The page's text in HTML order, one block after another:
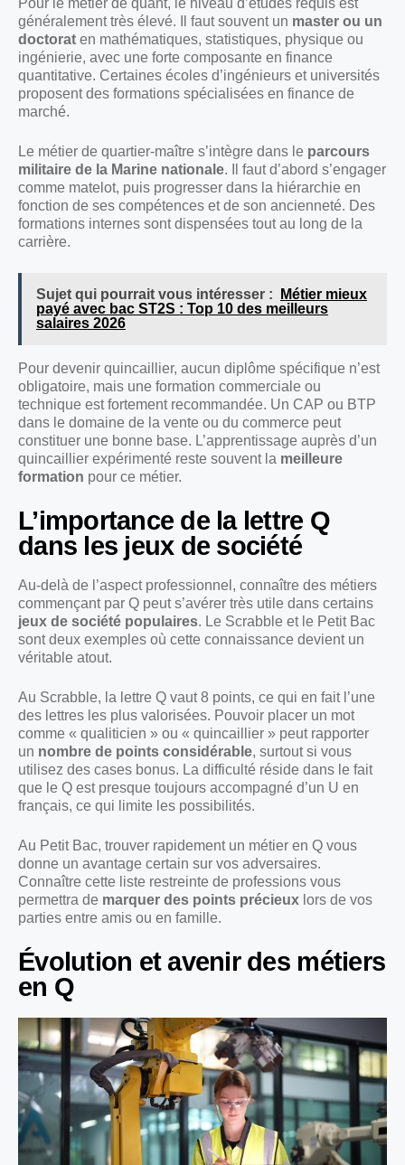
généralement très élevé. Il faut souvent un master ou un
doctorat en mathématiques, statistiques, physique ou
ingénierie, avec une forte composante en finance
quantitative. Certaines écoles d’ingénieurs et universités
proposent des formations spécialisées en finance de
marché.
Le métier de quartier-maître s’intègre dans le parcours
militaire de la Marine nationale. Il faut d’abord s’engager
comme matelot, puis progresser dans la hiérarchie en
fonction de ses compétences et de son ancienneté. Des
formations internes sont dispensées tout au long de la
carrière.
Sujet qui pourrait vous intéresser :
Métier mieux
payé avec bac ST2S : Top 10 des meilleurs
salaires 2026
Pour devenir quincaillier, aucun diplôme spécifique n’est
obligatoire, mais une formation commerciale ou
technique est fortement recommandée. Un CAP ou BTP
dans le domaine de la vente ou du commerce peut
constituer une bonne base. L’apprentissage auprès d’un
quincaillier expérimenté reste souvent la meilleure
formation pour ce métier.
L’importance de la lettre Q
dans les jeux de société
Au-delà de l’aspect professionnel, connaître des métiers
commençant par Q peut s’avérer très utile dans certains
jeux de société populaires. Le Scrabble et le Petit Bac
sont deux exemples où cette connaissance devient un
véritable atout.
Au Scrabble, la lettre Q vaut 8 points, ce qui en fait l’une
des lettres les plus valorisées. Pouvoir placer un mot
comme « qualiticien » ou « quincaillier » peut rapporter
un nombre de points considérable, surtout si vous
utilisez des cases bonus. La difficulté réside dans le fait
que le Q est presque toujours accompagné d’un U en
français, ce qui limite les possibilités.
Au Petit Bac, trouver rapidement un métier en Q vous
donne un avantage certain sur vos adversaires.
Connaître cette liste restreinte de professions vous
permettra de marquer des points précieux lors de vos
parties entre amis ou en famille.
Évolution et avenir des métiers
en Q